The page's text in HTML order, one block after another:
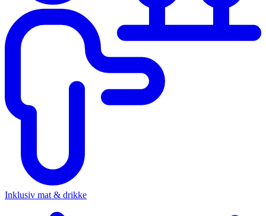
Inklusiv mat & drikke